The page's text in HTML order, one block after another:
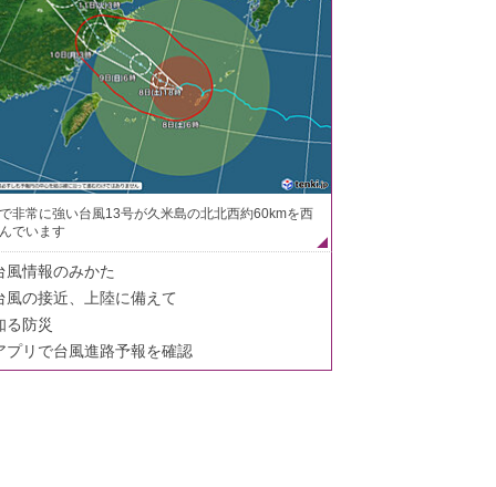
非常に強い台風13号が久米島の北北西約60kmを西
でいます
風情報のみかた
風の接近、上陸に備えて
る防災
プリで台風進路予報を確認